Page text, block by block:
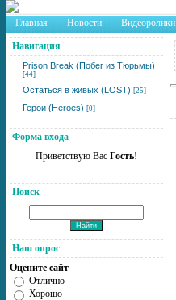
Главная Новости Видеоролики
Навигация
Prison Break (Побег из Тюрьмы)
[44]
Остаться в живых (LOST) [25]
Герои (Heroes) [0]
Форма входа
Приветствую Вас Гость!
Поиск
Наш опрос
Оцените сайт
Отлично
Хорошо